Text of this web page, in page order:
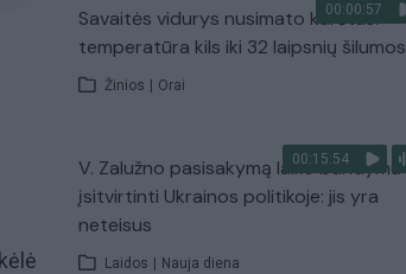
00:00:57
Savaitės vidurys nusimato karštas:
temperatūra kils iki 32 laipsnių šilumos
Žinios Orai
00:15:54
V. Zalužno pasisakymą laiko bandymu
įsitvirtinti Ukrainos politikoje: jis yra
neteisus
Laidos Nauja diena